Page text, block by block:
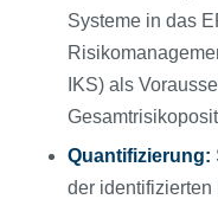
Systeme in das
IKS) als
Quantifizierung:
der identifizierten